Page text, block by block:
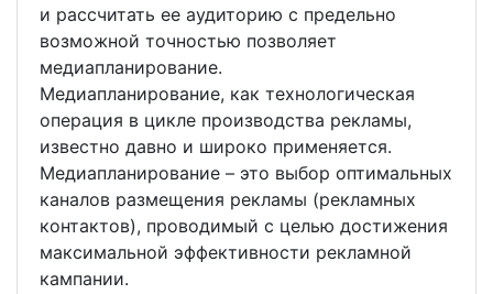
и рассчитать ее аудиторию с предельно
возможной точностью позволяет
медиапланирование.
Медиапланирование, как технологическая
операция в цикле производства рекламы,
известно давно и широко применяется.
Медиапланирование – это выбор оптимальных
каналов размещения рекламы (рекламных
контактов), проводимый с целью достижения
максимальной эффективности рекламной
кампании.